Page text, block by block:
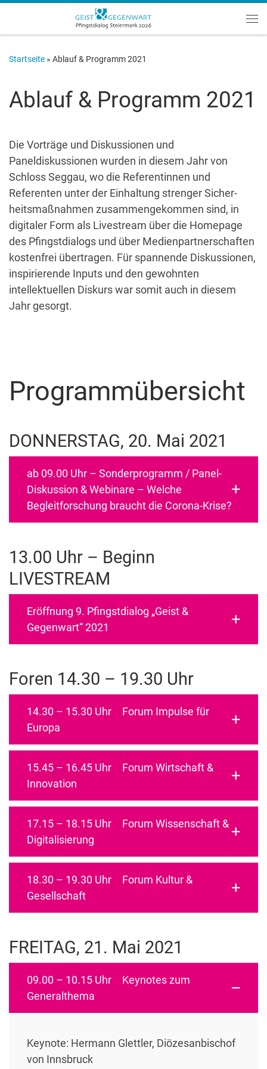
Zum Inhalt springen
Startseite » Ablauf & Programm 2021
Ablauf & Programm 2021
Die Vorträge und Diskussionen und
Paneldiskussionen wurden in diesem Jahr von
Schloss Seggau, wo die Referentinnen und
Referenten unter der Einhaltung strenger Sicher­
heitsmaßnahmen zusammengekommen sind, in
digitaler Form als Livestream über die Homepage
des Pfingstdialogs und über Medienpartnerschaften
kostenfrei übertragen. Für spannende Diskussionen,
inspirierende Inputs und den gewohnten
intellektuellen Diskurs war somit auch in diesem
Jahr gesorgt.
Programmübersicht
DONNERSTAG, 20. Mai 2021
ab 09.00 Uhr – Sonderprogramm / Panel-
Diskussion & Webinare – Welche
Begleitforschung braucht die Corona-Krise?
13.00 Uhr – Beginn
LIVESTREAM
Eröffnung 9. Pfingstdialog „Geist &
Gegenwart“ 2021
Foren 14.30 – 19.30 Uhr
14.30 – 15.30 Uhr Forum Impulse für
Europa
15.45 – 16.45 Uhr Forum Wirtschaft &
Innovation
17.15 – 18.15 Uhr Forum Wissenschaft &
Digitalisierung
18.30 – 19.30 Uhr Forum Kultur &
Gesellschaft
FREITAG, 21. Mai 2021
09.00 – 10.15 Uhr Keynotes zum
Generalthema
Keynote: Hermann Glettler, Diözesanbischof
von Innsbruck